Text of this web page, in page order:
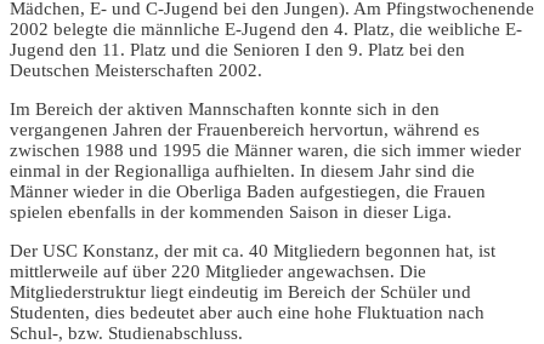
Mädchen, E- und C-Jugend bei den Jungen). Am Pfingstwochenende
2002 belegte die männliche E-Jugend den 4. Platz, die weibliche E-
Jugend den 11. Platz und die Senioren I den 9. Platz bei den
Deutschen Meisterschaften 2002.
Im Bereich der aktiven Mannschaften konnte sich in den
vergangenen Jahren der Frauenbereich hervortun, während es
zwischen 1988 und 1995 die Männer waren, die sich immer wieder
einmal in der Regionalliga aufhielten. In diesem Jahr sind die
Männer wieder in die Oberliga Baden aufgestiegen, die Frauen
spielen ebenfalls in der kommenden Saison in dieser Liga.
Der USC Konstanz, der mit ca. 40 Mitgliedern begonnen hat, ist
mittlerweile auf über 220 Mitglieder angewachsen. Die
Mitgliederstruktur liegt eindeutig im Bereich der Schüler und
Studenten, dies bedeutet aber auch eine hohe Fluktuation nach
Schul-, bzw. Studienabschluss.